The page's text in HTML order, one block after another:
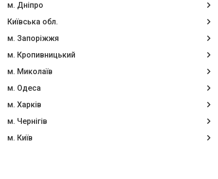
м. Дніпро
Київська обл.
м. Запоріжжя
м. Кропивницький
м. Миколаїв
м. Одеса
м. Харків
м. Чернігів
м. Київ